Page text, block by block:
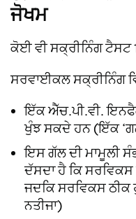
ਜੋਖਮ
ਕੋਈ ਵੀ ਸਕ੍ਰੀਨਿੰਗ ਟੈਸਟ
ਸਰਵਾਈਕਲ ਸਕ੍ਰੀਨਿੰਗ
ਇੱਕ ਐੱਚ.ਪੀ.ਵੀ.
ਖੁੰਝ ਸਕਦੇ ਹਨ (ਇੱਕ
ਇਸ ਗੱਲ ਦੀ ਮਾਮੂਲੀ
ਦੱਸਦਾ ਹੈ ਕਿ
ਜਦਕਿ ਸਰਵਿਕਸ ਠੀਕ
ਨਤੀਜਾ)